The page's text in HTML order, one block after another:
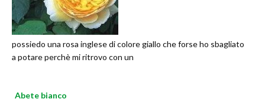
possiedo una rosa inglese di colore giallo che forse ho sbagliato
a potare perchè mi ritrovo con un
Abete bianco